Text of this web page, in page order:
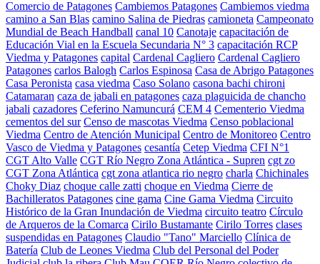
Comercio de Patagones Cambiemos Patagones Cambiemos viedma
camino a San Blas camino Salina de Piedras camioneta Campeonato
Mundial de Beach Handball canal 10 Canotaje capacitación de
Educación Vial en la Escuela Secundaria N° 3 capacitación RCP
Viedma y Patagones capital Cardenal Cagliero Cardenal Cagliero
Patagones carlos Balogh Carlos Espinosa Casa de Abrigo Patagones
Casa Peronista casa viedma Caso Solano casona bachi chironi
Catamaran caza de jabali en patagones caza plaguicida de chancho
jabali cazadores Ceferino Namuncurá CEM 4 Cementerio Viedma
cementos del sur Censo de mascotas Viedma Censo poblacional
Viedma Centro de Atención Municipal Centro de Monitoreo Centro
Vasco de Viedma y Patagones cesantía Cetep Viedma CFI N°1
CGT Alto Valle CGT Río Negro Zona Atlántica - Supren cgt zo
CGT Zona Atlántica cgt zona atlantica rio negro charla Chichinales
Choky Diaz choque calle zatti choque en Viedma Cierre de
Bachilleratos Patagones cine gama Cine Gama Viedma Circuito
Histórico de la Gran Inundación de Viedma circuito teatro Círculo
de Arqueros de la Comarca Cirilo Bustamante Cirilo Torres clases
suspendidas en Patagones Claudio "Tano" Marciello Clínica de
Batería Club de Leones Viedma Club del Personal del Poder